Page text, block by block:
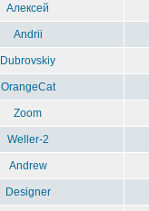
Алексей
Andrii
Dubrovskiy
OrangeCat
Zoom
Weller-2
Andrew
Designer